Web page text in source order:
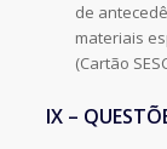
de
materiais
(Cartão
IX –